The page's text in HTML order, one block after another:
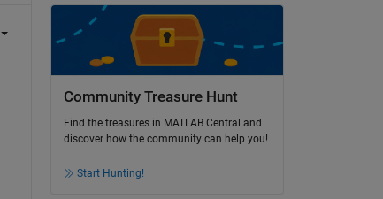
Community Treasure Hunt
Find the treasures in MATLAB Central and
discover how the community can help you!
Start Hunting!